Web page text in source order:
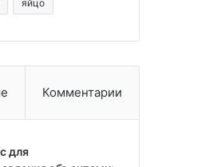
яйцо
Комментарии
для